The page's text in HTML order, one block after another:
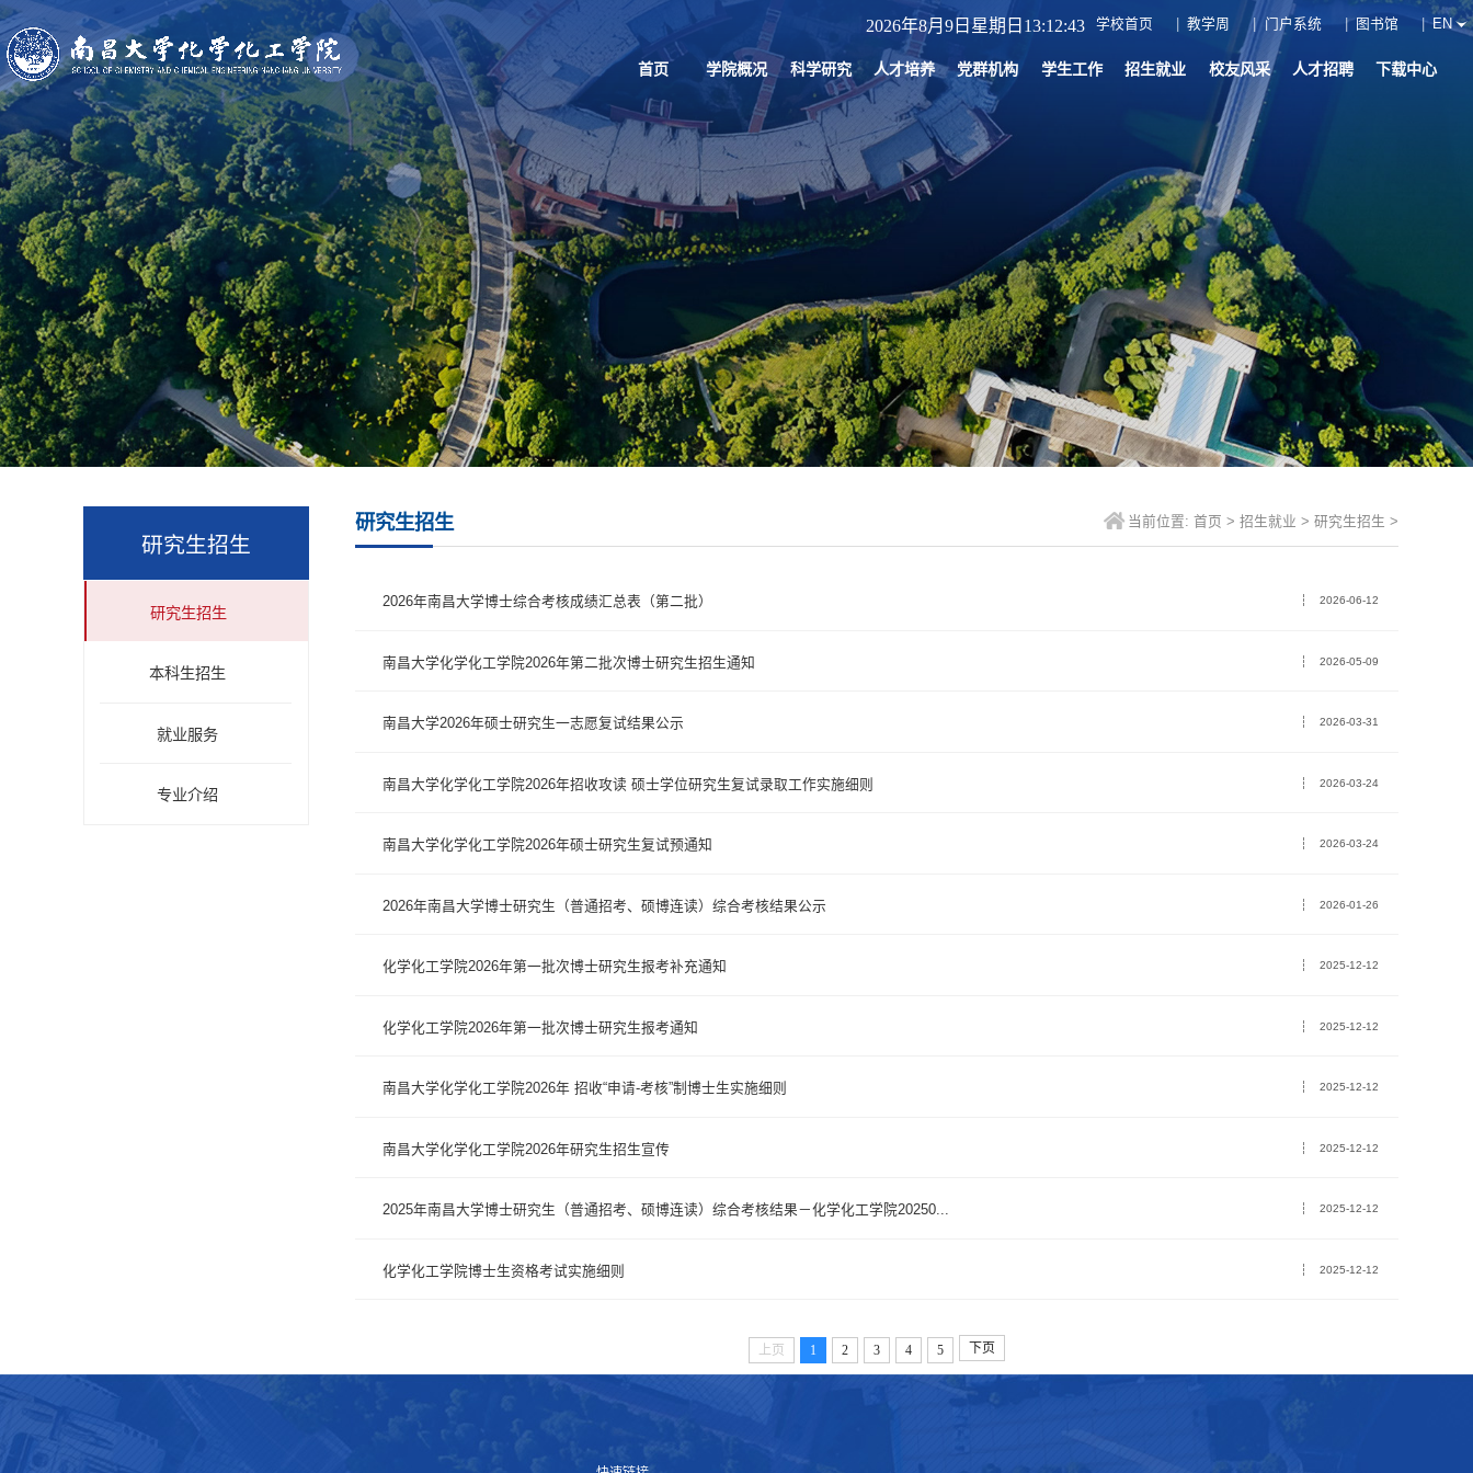
2026年8月9日星期日13:12:44 学校首页 教学周 门户系统 图书馆 EN
首页 学院概况 科学研究 人才培养 党群机构 学生工作 招生就业 校友风采 人才招聘 下载中心
研究生招生
研究生招生
本科生招生
就业服务
专业介绍
研究生招生 当前位置: 首页 > 招生就业 > 研究生招生 >
2026年南昌大学博士综合考核成绩汇总表（第二批） 2026-06-12
南昌大学化学化工学院2026年第二批次博士研究生招生通知 2026-05-09
南昌大学2026年硕士研究生一志愿复试结果公示 2026-03-31
南昌大学化学化工学院2026年招收攻读 硕士学位研究生复试录取工作实施细则 2026-03-24
南昌大学化学化工学院2026年硕士研究生复试预通知 2026-03-24
2026年南昌大学博士研究生（普通招考、硕博连读）综合考核结果公示 2026-01-26
化学化工学院2026年第一批次博士研究生报考补充通知 2025-12-12
化学化工学院2026年第一批次博士研究生报考通知 2025-12-12
南昌大学化学化工学院2026年 招收“申请-考核”制博士生实施细则 2025-12-12
南昌大学化学化工学院2026年研究生招生宣传 2025-12-12
2025年南昌大学博士研究生（普通招考、硕博连读）综合考核结果－化学化工学院20250... 2025-12-12
化学化工学院博士生资格考试实施细则 2025-12-12
上页 1 2 3 4 5 下页